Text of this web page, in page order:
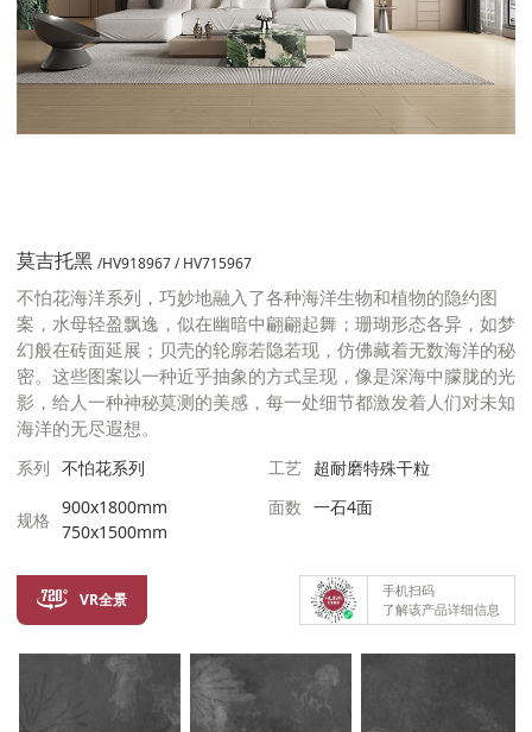
莫吉托黑 /HV918967 / HV715967
不怕花海洋系列，巧妙地融入了各种海洋生物和植物的隐约图
案，水母轻盈飘逸，似在幽暗中翩翩起舞；珊瑚形态各异，如梦
幻般在砖面延展；贝壳的轮廓若隐若现，仿佛藏着无数海洋的秘
密。这些图案以一种近乎抽象的方式呈现，像是深海中朦胧的光
影，给人一种神秘莫测的美感，每一处细节都激发着人们对未知
海洋的无尽遐想。
系列 不怕花系列
规格
900x1800mm
750x1500mm
工艺 超耐磨特殊干粒
面数 一石4面
VR全景
手机扫码
了解该产品详细信息